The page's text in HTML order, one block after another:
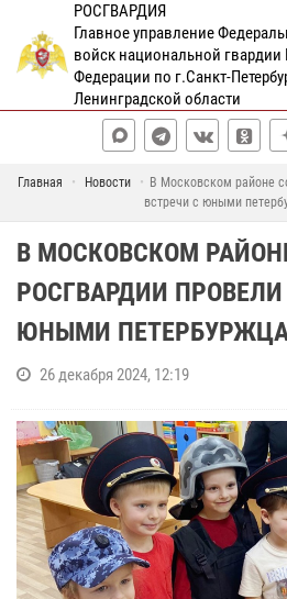
РОСГВАРДИЯ
Главное управление
войск национальной гвардии
Федерации по г.Санкт-
Ленинградской области
Главная Новости
В Московском районе
встречи с юными
В МОСКОВСКОМ
РОСГВАРДИИ
ЮНЫМИ
26 декабря 2024, 12:19